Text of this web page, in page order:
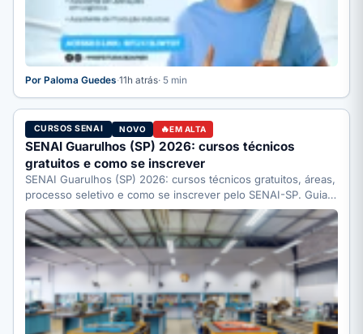
Por Paloma Guedes·11h atrás· 5 min
CURSOS SENAI NOVO EM ALTA
SENAI Guarulhos (SP) 2026: cursos técnicos
gratuitos e como se inscrever
SENAI Guarulhos (SP) 2026: cursos técnicos gratuitos, áreas,
processo seletivo e como se inscrever pelo SENAI-SP. Guia
completo.